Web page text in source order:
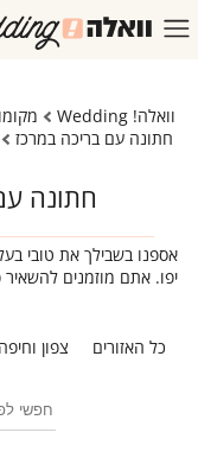
וואלה! Wedding
חתונה עם בריכה במרכז
חתונה
אספנו בשבילך את טובי
יפו. אתם מוזמנים
כל האזורים צפון וחיפה